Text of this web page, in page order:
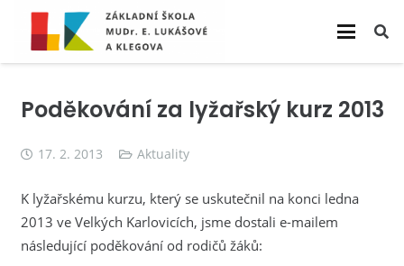
Poděkování za lyžařský kurz 2013
17. 2. 2013 Aktuality
K lyžařskému kurzu, který se uskutečnil na konci ledna
2013 ve Velkých Karlovicích, jsme dostali e-mailem
následující poděkování od rodičů žáků: